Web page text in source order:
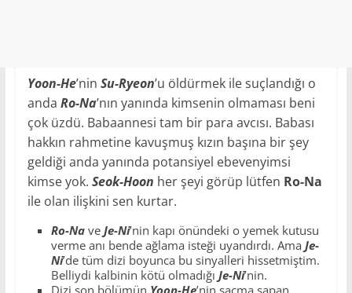
Yoon-He’nin Su-Ryeon’u öldürmek ile suçlandığı o
anda Ro-Na’nın yanında kimsenin olmaması beni
çok üzdü. Babaannesi tam bir para avcısı. Babası
hakkın rahmetine kavuşmuş kızın başına bir şey
geldiği anda yanında potansiyel ebevenyimsi
kimse yok. Seok-Hoon her şeyi görüp lütfen Ro-Na
ile olan ilişkini sen kurtar.
Ro-Nave Je-Ni’nin kapı önündeki o yemek kutusu
verme anı bende ağlama isteği uyandırdı. Ama Je-
Ni’de tüm dizi boyunca bu sinyalleri hissetmiştim.
Belliydi kalbinin kötü olmadığı Je-Ni’nin.
Dizi son bölümün Yoon-He’nin saçma sapan